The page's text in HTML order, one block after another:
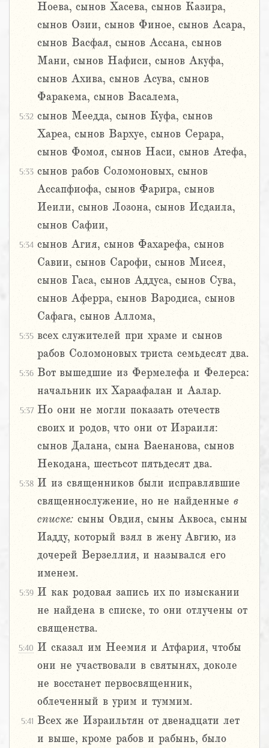
Ноева, сынов Хасева, сынов Казира,
сынов Озии, сынов Финое, сынов Асара,
сынов Васфая, сынов Ассана, сынов
Мани, сынов Нафиси, сынов Акуфа,
сынов Ахива, сынов Асува, сынов
Фаракема, сынов Васалема,
5:32 сынов Меедда, сынов Куфа, сынов
Хареа, сынов Вархуе, сынов Серара,
сынов Фомоя, сынов Наси, сынов Атефа,
5:33 сынов рабов Соломоновых, сынов
Ассапфиофа, сынов Фарира, сынов
Иеили, сынов Лозона, сынов Исдаила,
сынов Сафии,
5:34 сынов Агия, сынов Фахарефа, сынов
Савии, сынов Сарофи, сынов Мисея,
сынов Гаса, сынов Аддуса, сынов Сува,
сынов Аферра, сынов Вародиса, сынов
Сафага, сынов Аллома,
5:35 всех служителей при храме и сынов
рабов Соломоновых триста семьдесят два.
5:36 Вот вышедшие из Фермелефа и Фелерса:
начальник их Хараафалан и Аалар.
5:37 Но они не могли показать отечеств
своих и родов, что они от Израиля:
сынов Далана, сына Ваенанова, сынов
Некодана, шестьсот пятьдесят два.
5:38 И из священников были исправлявшие
священнослужение, но не найденные в
списке: сыны Овдия, сыны Аквоса, сыны
Иадду, который взял в жену Авгию, из
дочерей Верзеллия, и назывался его
именем.
5:39 И как родовая запись их по изыскании
не найдена в списке, то они отлучены от
священства.
5:40 И сказал им Неемия и Атфария, чтобы
они не участвовали в святынях, доколе
не восстанет первосвященник,
облеченный в урим и туммим.
5:41 Всех же Израильтян от двенадцати лет
и выше, кроме рабов и рабынь, было